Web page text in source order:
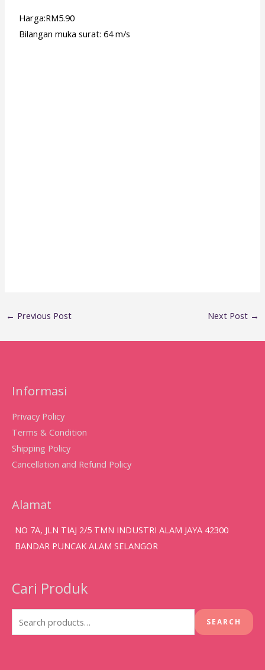
Harga:RM5.90
Bilangan muka surat: 64 m/s
← Previous Post Next Post →
Informasi
Privacy Policy
Terms & Condition
Shipping Policy
Cancellation and Refund Policy
Alamat
NO 7A, JLN TIAJ 2/5 TMN INDUSTRI ALAM JAYA 42300
BANDAR PUNCAK ALAM SELANGOR
Cari Produk
Search
SEARCH